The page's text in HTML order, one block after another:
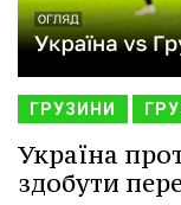
ГРУЗИНИ
Україна
здобути